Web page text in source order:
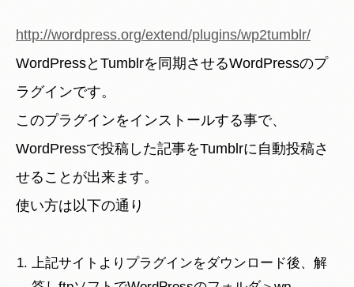
http://wordpress.org/extend/plugins/wp2tumblr/
WordPressとTumblrを同期させるWordPressのプ
ラグインです。
このプラグインをインストールする事で、
WordPressで投稿した記事をTumblrに自動投稿さ
せることが出来ます。
使い方は以下の通り
上記サイトよりプラグインをダウンロード後、解